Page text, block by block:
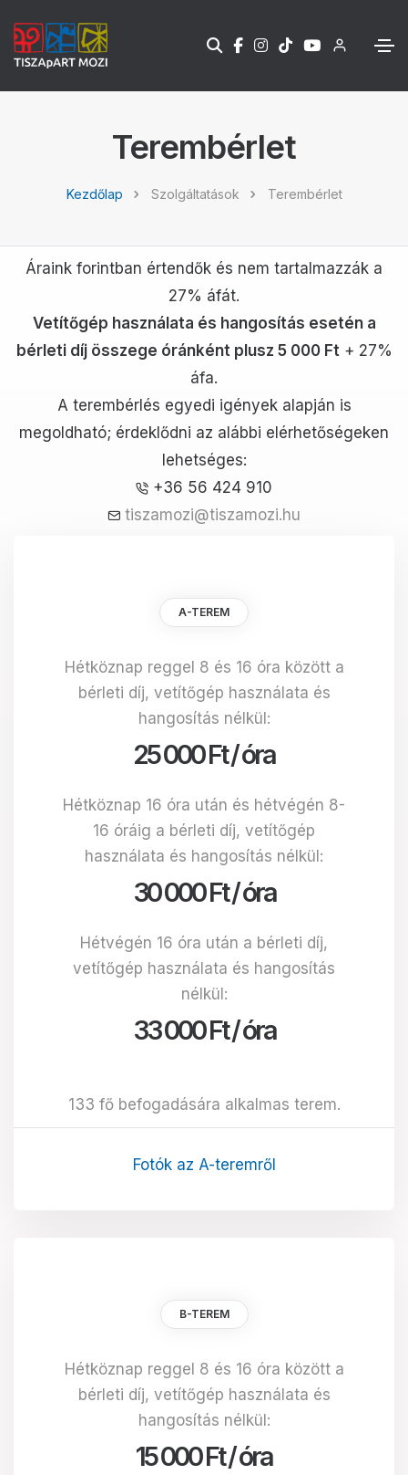
Terembérlet
Kezdőlap Szolgáltatások Terembérlet
Áraink forintban értendők és nem tartalmazzák a
27% áfát.
Vetítőgép használata és hangosítás esetén a
bérleti díj összege óránként plusz 5 000 Ft + 27%
áfa.
A terembérlés egyedi igények alapján is
megoldható; érdeklődni az alábbi elérhetőségeken
lehetséges:
+36 56 424 910
tiszamozi@tiszamozi.hu
A-TEREM
Hétköznap reggel 8 és 16 óra között a
bérleti díj, vetítőgép használata és
hangosítás nélkül:
25 000 Ft / óra
Hétköznap 16 óra után és hétvégén 8-
16 óráig a bérleti díj, vetítőgép
használata és hangosítás nélkül:
30 000 Ft / óra
Hétvégén 16 óra után a bérleti díj,
vetítőgép használata és hangosítás
nélkül:
33 000 Ft / óra
133 fő befogadására alkalmas terem.
Fotók az A-teremről
B-TEREM
Hétköznap reggel 8 és 16 óra között a
bérleti díj, vetítőgép használata és
hangosítás nélkül:
15 000 Ft / óra